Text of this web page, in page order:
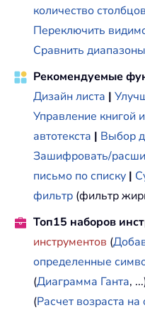
количество столбцов
Переключить
Сравнить
Рекомендуемые
Дизайн листа |
Управление книгой
автотекста | Выбор
Зашифровать/
письмо по списку |
фильтр (фильтр
Топ15 наборов
инструментов (
определенные
(Диаграмма Ганта,
(Расчет возраста